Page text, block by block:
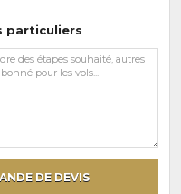
particuliers
DE DEVIS